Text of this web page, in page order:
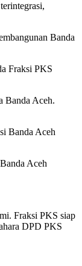
Banda
Fraksi PKS
Banda Aceh.
Banda Aceh
Aceh
Fraksi PKS siap
DPD PKS